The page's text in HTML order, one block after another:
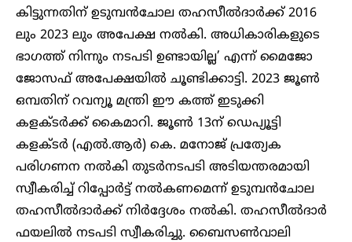
കിട്ടുന്നതിന് ഉടുമ്പൻചോല തഹസീൽദാർക്ക് 2016
ലും 2023 ലും അപേക്ഷ നൽകി. അധികാരികളുടെ
ഭാഗത്ത് നിന്നും നടപടി ഉണ്ടായില്ല’ എന്ന് മൈജോ
ജോസഫ് അപേക്ഷയിൽ ചൂണ്ടിക്കാട്ടി. 2023 ജൂൺ
ഒമ്പതിന് റവന്യൂ മന്ത്രി ഈ കത്ത് ഇടുക്കി
കളക്ടർക്ക് കൈമാറി. ജൂൺ 13ന് ഡെപ്യൂട്ടി
കളക്ടർ (എൽ.ആർ) കെ. മനോജ് പ്രത്യേക
പരിഗണന നൽകി തുടർനടപടി അടിയന്തരമായി
സ്വീകരിച്ച് റിപ്പോർട്ട് നൽകണമെന്ന് ഉടുമ്പൻചോല
തഹസീൽദാർക്ക് നിർദ്ദേശം നൽകി. തഹസീൽദാർ
ഫയലിൽ നടപടി സ്വീകരിച്ചു. ബൈസൺവാലി